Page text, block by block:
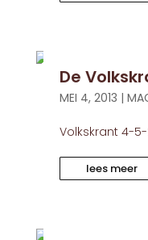
De
MEI 4, 2013 |
Volkskrant 4-5-
lees meer